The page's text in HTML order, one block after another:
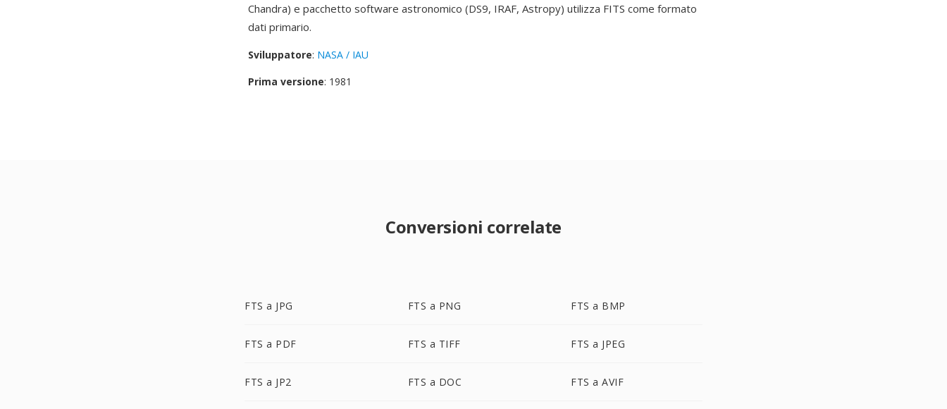
Chandra) e pacchetto software astronomico (DS9, IRAF, Astropy) utilizza FITS come formato
dati primario.
Sviluppatore: NASA / IAU
Prima versione: 1981
Conversioni correlate
FTS a JPG FTS a PNG FTS a BMP
FTS a PDF FTS a TIFF FTS a JPEG
FTS a JP2 FTS a DOC FTS a AVIF